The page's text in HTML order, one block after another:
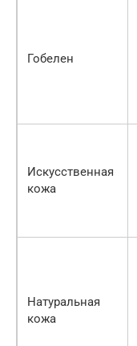
Гобелен
Искусственная
кожа
Натуральная
кожа